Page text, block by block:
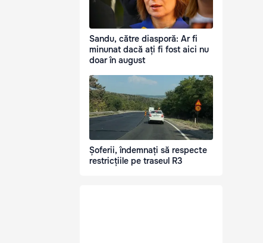
Sandu, către diasporă: Ar fi
minunat dacă ați fi fost aici nu
doar în august
Șoferii, îndemnați să respecte
restricțiile pe traseul R3